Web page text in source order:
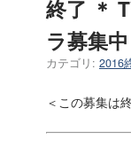
終了 ＊
ラ募集
カテゴリ: 2016
＜この募集は